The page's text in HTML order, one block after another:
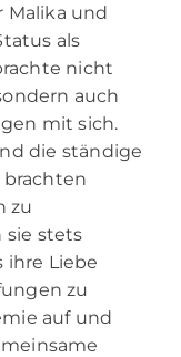
Malika und
als
nicht
auch
mit sich.
die ständige
zu
sie stets
ihre Liebe
zu
auf und